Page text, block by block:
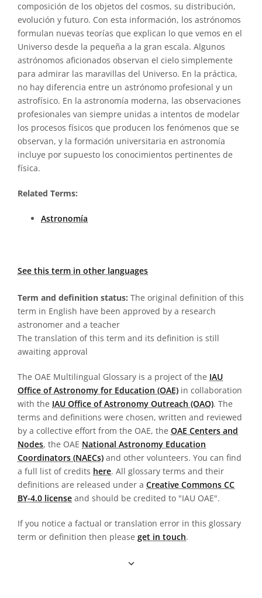
composición de los objetos del cosmos, su distribución,
evolución y futuro. Con esta información, los astrónomos
formulan nuevas teorías que explican lo que vemos en el
Universo desde la pequeña a la gran escala. Algunos
astrónomos aficionados observan el cielo simplemente
para admirar las maravillas del Universo. En la práctica,
no hay diferencia entre un astrónomo profesional y un
astrofísico. En la astronomía moderna, las observaciones
profesionales van siempre unidas a intentos de modelar
los procesos físicos que producen los fenómenos que se
observan, y la formación universitaria en astronomía
incluye por supuesto los conocimientos pertinentes de
física.
Related Terms:
Astronomía
See this term in other languages
Term and definition status: The original definition of this
term in English have been approved by a research
astronomer and a teacher
The translation of this term and its definition is still
awaiting approval
The OAE Multilingual Glossary is a project of the IAU
Office of Astronomy for Education (OAE) in collaboration
with the IAU Office of Astronomy Outreach (OAO). The
terms and definitions were chosen, written and reviewed
by a collective effort from the OAE, the OAE Centers and
Nodes, the OAE National Astronomy Education
Coordinators (NAECs) and other volunteers. You can find
a full list of credits here. All glossary terms and their
definitions are released under a Creative Commons CC
BY-4.0 license and should be credited to "IAU OAE".
If you notice a factual or translation error in this glossary
term or definition then please get in touch.